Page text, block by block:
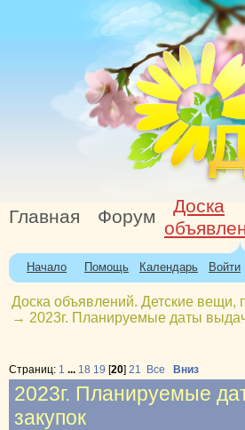
Главная Форум
Доска
Начало Помощь Календарь Войти
Доска объявлений. Детские вещи,
→ 2023г. Планируемые даты
Страниц: 1 ... 18 19 [20] 21 Все Вниз
2023г. Планируемые
закупок